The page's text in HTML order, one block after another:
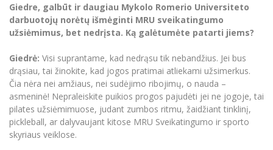
Giedre, galbūt ir daugiau Mykolo Romerio Universiteto
darbuotojų norėtų išmėginti MRU sveikatingumo
užsiėmimus, bet nedrįsta. Ką galėtumėte patarti jiems?
Giedrė: Visi suprantame, kad nedrąsu tik nebandžius. Jei bus
drąsiau, tai žinokite, kad jogos pratimai atliekami užsimerkus.
Čia nėra nei amžiaus, nei sudėjimo ribojimų, o nauda –
asmeninė! Nepraleiskite puikios progos pajudėti jei ne jogoje, tai
pilates užsiėmimuose, judant zumbos ritmu, žaidžiant tinklinį,
pickleball, ar dalyvaujant kitose MRU Sveikatingumo ir sporto
skyriaus veiklose.